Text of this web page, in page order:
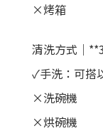
×烤箱
清洗方式｜
✓手洗： 可搭
×洗碗機
×烘碗機